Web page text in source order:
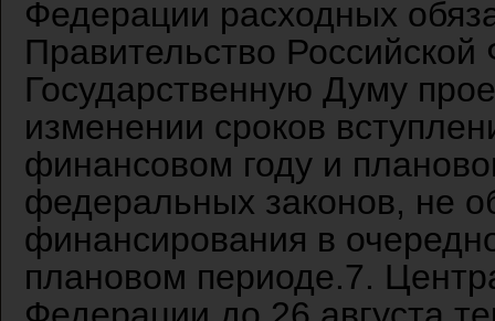
Федерации расходных
Правительство
Государственную Думу
изменении сроков
финансовом году и
федеральных законов, не
финансирования в
плановом периоде.7.